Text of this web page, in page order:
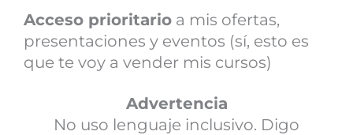
Acceso prioritario a mis ofertas,
presentaciones y eventos (sí, esto es
que te voy a vender mis cursos)
Advertencia
No uso lenguaje inclusivo. Digo